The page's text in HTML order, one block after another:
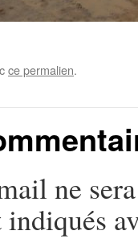
ce permalien.
ne
indiqués